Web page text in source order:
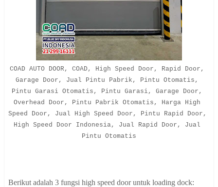
COAD AUTO DOOR, COAD, High Speed Door, Rapid Door,
Garage Door, Jual Pintu Pabrik, Pintu Otomatis,
Pintu Garasi Otomatis, Pintu Garasi, Garage Door,
Overhead Door, Pintu Pabrik Otomatis, Harga High
Speed Door, Jual High Speed Door, Pintu Rapid Door,
High Speed Door Indonesia, Jual Rapid Door, Jual
Pintu Otomatis
Berikut adalah 3 fungsi high speed door untuk loading dock: